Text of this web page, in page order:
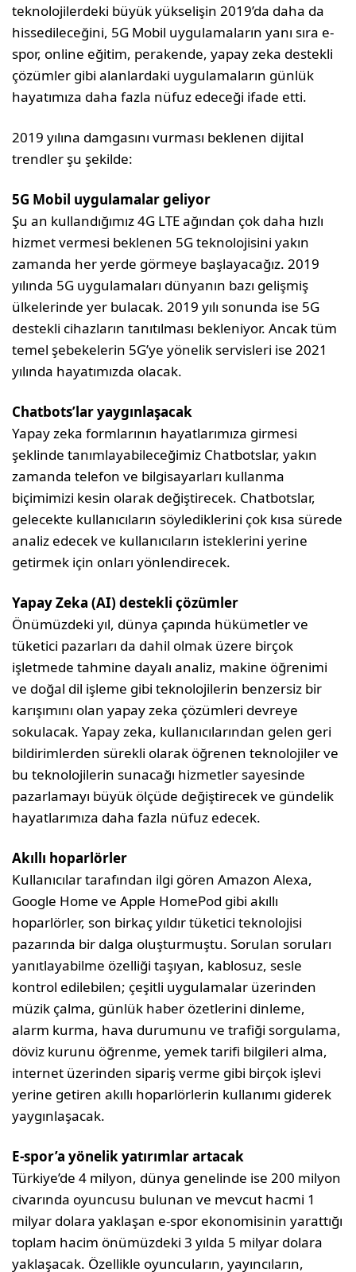
teknolojilerdeki büyük yükselişin 2019’da daha da
hissedileceğini, 5G Mobil uygulamaların yanı sıra e-
spor, online eğitim, perakende, yapay zeka destekli
çözümler gibi alanlardaki uygulamaların günlük
hayatımıza daha fazla nüfuz edeceği ifade etti.
2019 yılına damgasını vurması beklenen dijital
trendler şu şekilde:
5G Mobil uygulamalar geliyor
Şu an kullandığımız 4G LTE ağından çok daha hızlı
hizmet vermesi beklenen 5G teknolojisini yakın
zamanda her yerde görmeye başlayacağız. 2019
yılında 5G uygulamaları dünyanın bazı gelişmiş
ülkelerinde yer bulacak. 2019 yılı sonunda ise 5G
destekli cihazların tanıtılması bekleniyor. Ancak tüm
temel şebekelerin 5G’ye yönelik servisleri ise 2021
yılında hayatımızda olacak.
Chatbots’lar yaygınlaşacak
Yapay zeka formlarının hayatlarımıza girmesi
şeklinde tanımlayabileceğimiz Chatbotslar, yakın
zamanda telefon ve bilgisayarları kullanma
biçimimizi kesin olarak değiştirecek. Chatbotslar,
gelecekte kullanıcıların söylediklerini çok kısa sürede
analiz edecek ve kullanıcıların isteklerini yerine
getirmek için onları yönlendirecek.
Yapay Zeka (AI) destekli çözümler
Önümüzdeki yıl, dünya çapında hükümetler ve
tüketici pazarları da dahil olmak üzere birçok
işletmede tahmine dayalı analiz, makine öğrenimi
ve doğal dil işleme gibi teknolojilerin benzersiz bir
karışımını olan yapay zeka çözümleri devreye
sokulacak. Yapay zeka, kullanıcılarından gelen geri
bildirimlerden sürekli olarak öğrenen teknolojiler ve
bu teknolojilerin sunacağı hizmetler sayesinde
pazarlamayı büyük ölçüde değiştirecek ve gündelik
hayatlarımıza daha fazla nüfuz edecek.
Akıllı hoparlörler
Kullanıcılar tarafından ilgi gören Amazon Alexa,
Google Home ve Apple HomePod gibi akıllı
hoparlörler, son birkaç yıldır tüketici teknolojisi
pazarında bir dalga oluşturmuştu. Sorulan soruları
yanıtlayabilme özelliği taşıyan, kablosuz, sesle
kontrol edilebilen; çeşitli uygulamalar üzerinden
müzik çalma, günlük haber özetlerini dinleme,
alarm kurma, hava durumunu ve trafiği sorgulama,
döviz kurunu öğrenme, yemek tarifi bilgileri alma,
internet üzerinden sipariş verme gibi birçok işlevi
yerine getiren akıllı hoparlörlerin kullanımı giderek
yaygınlaşacak.
E-spor’a yönelik yatırımlar artacak
Türkiye’de 4 milyon, dünya genelinde ise 200 milyon
civarında oyuncusu bulunan ve mevcut hacmi 1
milyar dolara yaklaşan e-spor ekonomisinin yarattığı
toplam hacim önümüzdeki 3 yılda 5 milyar dolara
yaklaşacak. Özellikle oyuncuların, yayıncıların,